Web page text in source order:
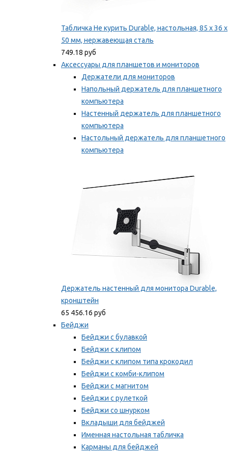
Табличка Не курить Durable, настольная, 85 x 36 x
50 мм, нержавеющая сталь
749.18 руб
Аксессуары для планшетов и мониторов
Держатели для мониторов
Напольный держатель для планшетного
компьютера
Настенный держатель для планшетного
компьютера
Настольный держатель для планшетного
компьютера
Держатель настенный для монитора Durable,
кронштейн
65 456.16 руб
Бейджи
Бейджи с булавкой
Бейджи с клипом
Бейджи с клипом типа крокодил
Бейджи с комби-клипом
Бейджи с магнитом
Бейджи с рулеткой
Бейджи со шнурком
Вкладыши для бейджей
Именная настольная табличка
Карманы для бейджей